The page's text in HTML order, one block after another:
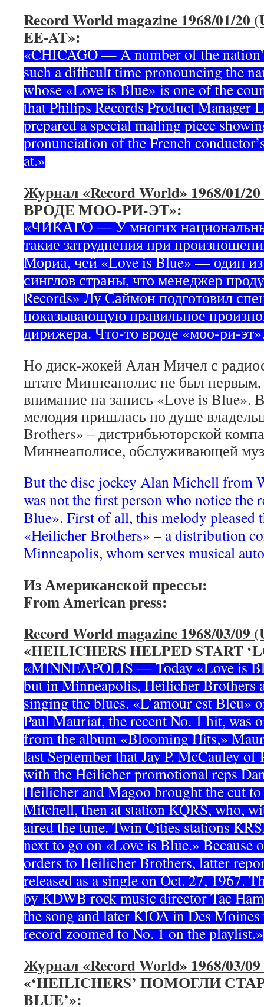
Record World magazine 1968/01/20
EE-AT»:
«CHICAGO — A number of the
such a difficult time pronouncing the
whose «Love is Blue» is one of the
that Philips Records Product Manager
prepared a special mailing piece
pronunciation of the French
at.»
Журнал «Record World» 1968/01/
ВРОДЕ МОО-РИ-ЭТ»:
«ЧИКАГО — У многих
такие затруднения при
Мориа, чей «Love is Blue» — один
синглов страны, что менеджер
Records» Лу Саймон подготовил
показывающую правильное
дирижера. Что-то вроде «моо-ри-
Но диск-жокей Алан Мичел с
штате Миннеаполис не был первым,
внимание на запись «Love is Blue».
мелодия пришлась по душе
Brothers» – дистрибьюторской
Миннеаполисе, обслуживающей
But the disc jockey Alan Michell from
was not the first person who notice the
Blue». First of all, this melody pleased
«Heilicher Brothers» – a distribution
Minneapolis, whom serves musical
Из Американской прессы:
From American press:
Record World magazine 1968/03/09
«HEILICHERS HELPED START
«MINNEAPOLIS — Today «Love is
but in Minneapolis, Heilicher Brothers
singing the blues. «L’amour est Bleu»
Paul Mauriat, the recent No. 1 hit, was
from the album «Blooming Hits,»
last September that Jay P. McCauley
with the Heilicher promotional reps
Heilicher and Magoo brought the cut
Mitchell, then at station KQRS, who,
aired the tune. Twin Cities stations
next to go on «Love is Blue.» Because
orders to Heilicher Brothers, latter
released as a single on Oct. 27, 1967.
by KDWB rock music director Tac
the song and later KIOA in Des
record zoomed to No. 1 on the playlist.»
Журнал «Record World» 1968/03/
«‘HEILICHERS’ ПОМОГЛИ
BLUE’»: